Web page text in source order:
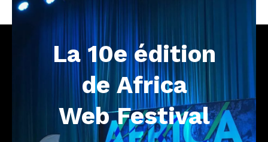
La 10e édition
de Africa
Web Festival